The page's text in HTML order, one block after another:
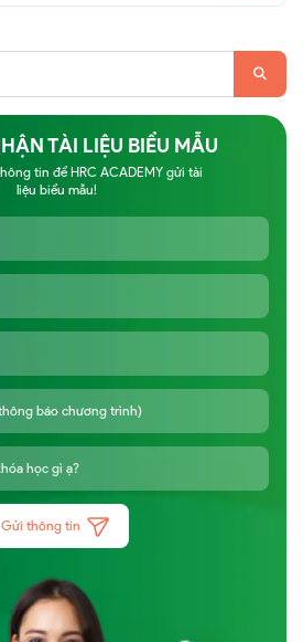
TÀI LIỆU BIỂU MẪU
tin để HRC ACADEMY gửi tài
liệu biểu mẫu!
Gửi thông tin